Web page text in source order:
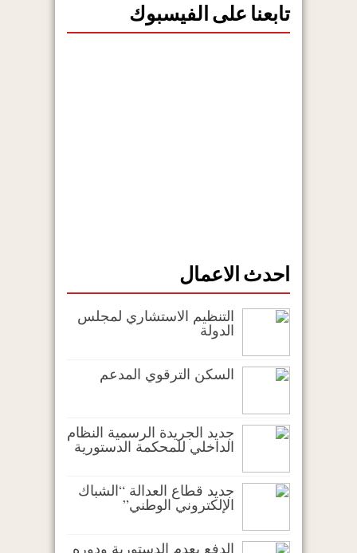
تابعنا على الفيسبوك
احدث الاعمال
التنظيم الاستشاري لمجلس
الدولة
السكن الترقوي المدعم
جديد الجريدة الرسمية النظام
الداخلي للمحكمة الدستورية
جديد قطاع العدالة “الشباك
الإلكتروني الوطني”
الدفع بعدم الدستورية ودوره